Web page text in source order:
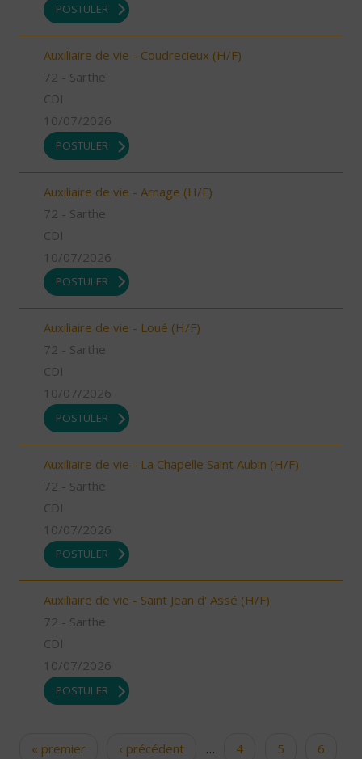
POSTULER
Auxiliaire de vie - Coudrecieux (H/F)
72 - Sarthe
CDI
10/07/2026
POSTULER
Auxiliaire de vie - Arnage (H/F)
72 - Sarthe
CDI
10/07/2026
POSTULER
Auxiliaire de vie - Loué (H/F)
72 - Sarthe
CDI
10/07/2026
POSTULER
Auxiliaire de vie - La Chapelle Saint Aubin (H/F)
72 - Sarthe
CDI
10/07/2026
POSTULER
Auxiliaire de vie - Saint Jean d' Assé (H/F)
72 - Sarthe
CDI
10/07/2026
POSTULER
« premier ‹ précédent … 4 5
6